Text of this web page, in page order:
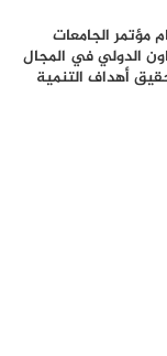
مؤتمر الجامعات
الدولي في المجال
أهداف التنمية